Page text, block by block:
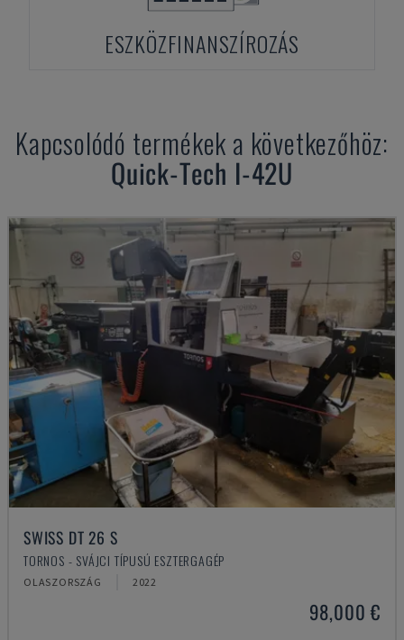
ESZKÖZFINANSZÍROZÁS
Kapcsolódó termékek a következőhöz:
Quick-Tech I-42U
SWISS DT 26 S
TORNOS - SVÁJCI TÍPUSÚ ESZTERGAGÉP
OLASZORSZÁG 2022
98,000 €